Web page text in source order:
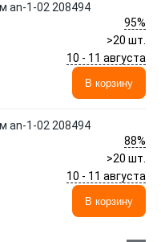
an-1-02 208494
95%
>20 шт.
10 - 11 августа
В корзину
an-1-02 208494
88%
>20 шт.
10 - 11 августа
В корзину